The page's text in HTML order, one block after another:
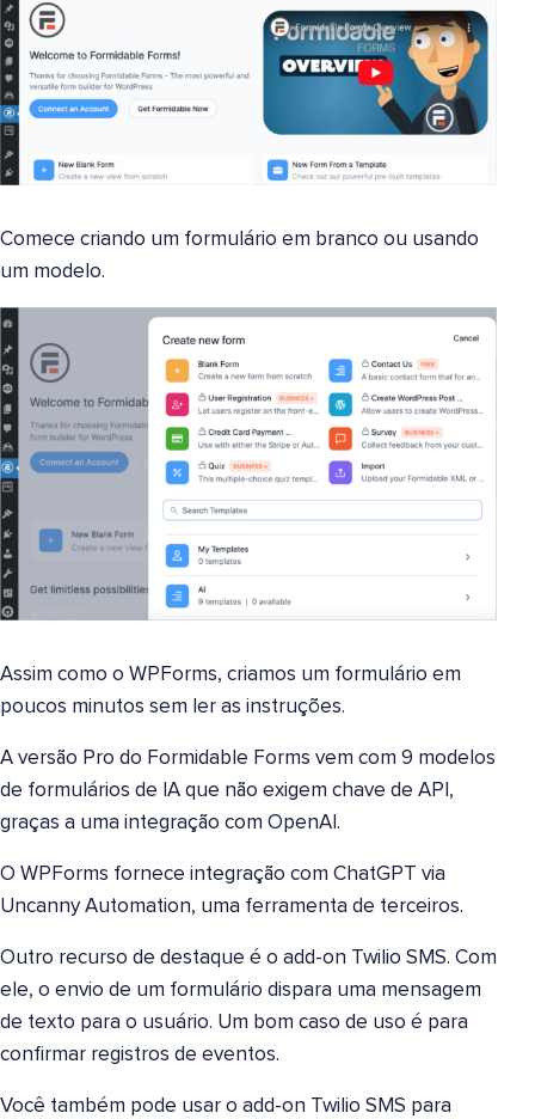
Comece criando um formulário em branco ou usando
um modelo.
Assim como o WPForms, criamos um formulário em
poucos minutos sem ler as instruções.
A versão Pro do Formidable Forms vem com 9 modelos
de formulários de IA que não exigem chave de API,
graças a uma integração com OpenAI.
O WPForms fornece integração com ChatGPT via
Uncanny Automation, uma ferramenta de terceiros.
Outro recurso de destaque é o add-on Twilio SMS. Com
ele, o envio de um formulário dispara uma mensagem
de texto para o usuário. Um bom caso de uso é para
confirmar registros de eventos.
Você também pode usar o add-on Twilio SMS para